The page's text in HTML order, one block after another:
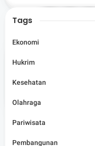
Tags
Ekonomi
Hukrim
Kesehatan
Olahraga
Pariwisata
Pembangunan